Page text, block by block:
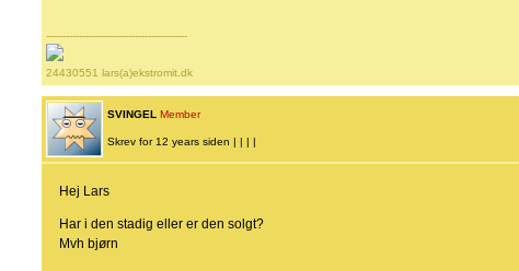
-------------------------------------------
24430551 lars(a)ekstromit.dk
SVINGEL Member
Skrev for 12 years siden | | | |
Hej Lars
Har i den stadig eller er den solgt?
Mvh bjørn